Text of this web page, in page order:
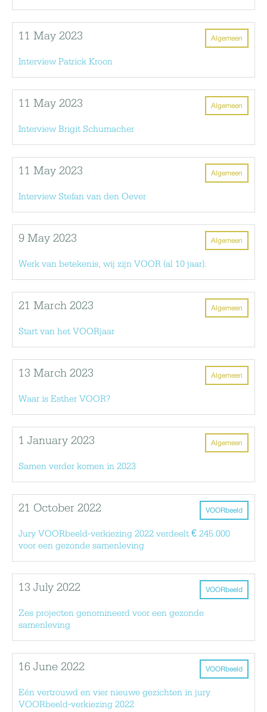
Algemeen
11 May 2023
Interview Patrick Kroon
Algemeen
11 May 2023
Interview Brigit Schumacher
Algemeen
11 May 2023
Interview Stefan van den Oever
Algemeen
9 May 2023
Werk van betekenis, wij zijn VOOR (al 10 jaar).
Algemeen
21 March 2023
Start van het VOORjaar
Algemeen
13 March 2023
Waar is Esther VOOR?
Algemeen
1 January 2023
Samen verder komen in 2023
VOORbeeld
21 October 2022
Jury VOORbeeld-verkiezing 2022 verdeelt € 245.000
voor een gezonde samenleving
VOORbeeld
13 July 2022
Zes projecten genomineerd voor een gezonde
samenleving
VOORbeeld
16 June 2022
Eén vertrouwd en vier nieuwe gezichten in jury
VOORbeeld-verkiezing 2022